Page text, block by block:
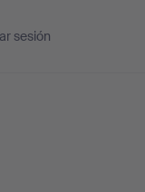
sesión